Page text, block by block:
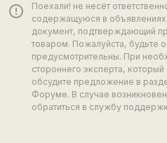
error_outline
Поехали! не несёт
содержащуюся в
документ, подтверждающий
товаром. Пожалуйста, будьте
предусмотрительны. При
стороннего эксперта, который
обсудите предложение в
Форуме. В случае
обратиться в службу